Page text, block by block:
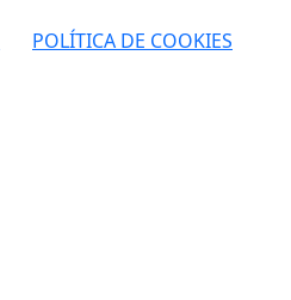
POLÍTICA DE COOKIES